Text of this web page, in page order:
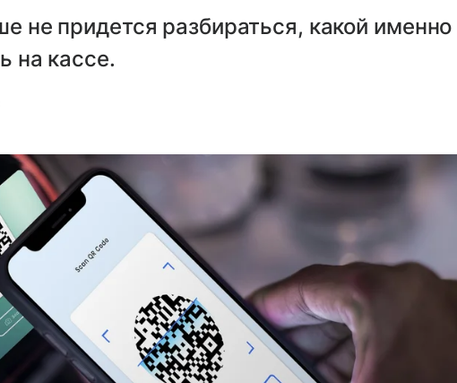
не придется разбираться, какой именно
на кассе.